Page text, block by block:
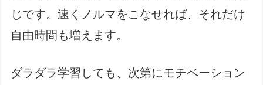
じです。速くノルマをこなせれば、それだけ
自由時間も増えます。
ダラダラ学習しても、次第にモチベーション